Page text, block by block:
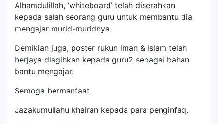
Alhamdulillah, ‘whiteboard’ telah diserahkan
kepada salah seorang guru untuk membantu dia
mengajar murid-muridnya.
Demikian juga, poster rukun iman & islam telah
berjaya diagihkan kepada guru2 sebagai bahan
bantu mengajar.
Semoga bermanfaat.
Jazakumullahu khairan kepada para penginfaq.